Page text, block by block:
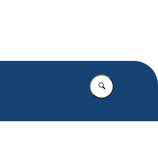
Vul in wat u